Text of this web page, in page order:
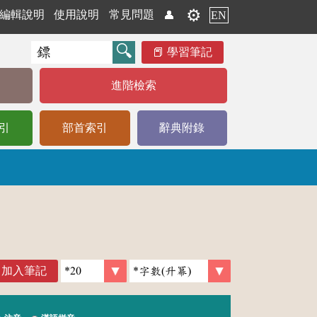
編輯說明 使用說明 常見問題 👤 ⚙️ EN
學習筆記
進階檢索
部首索引 辭典附錄
加入筆記